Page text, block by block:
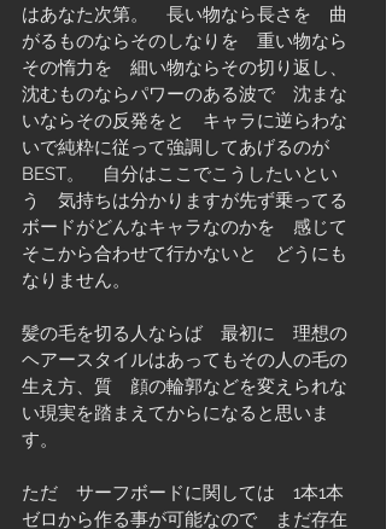
はあなた次第。　長い物なら長さを　曲
がるものならそのしなりを　重い物なら
その惰力を　細い物ならその切り返し、
沈むものならパワーのある波で　沈まな
いならその反発をと　キャラに逆らわな
いで純粋に従って強調してあげるのが
BEST。　自分はここでこうしたいとい
う　気持ちは分かりますが先ず乗ってる
ボードがどんなキャラなのかを　感じて
そこから合わせて行かないと　どうにも
なりません。
髪の毛を切る人ならば　最初に　理想の
ヘアースタイルはあってもその人の毛の
生え方、質　顔の輪郭などを変えられな
い現実を踏まえてからになると思いま
す。
ただ　サーフボードに関しては　1本1本
ゼロから作る事が可能なので　まだ存在